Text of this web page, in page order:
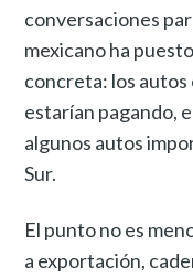
conversaciones
mexicano ha
concreta: los autos
estarían pagando,
algunos autos
Sur.
El punto no es
a exportación,